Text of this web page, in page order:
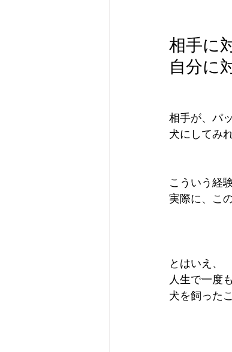
相手に
自分に
相手が、パ
犬にしてみ
こういう経
実際に、こ
とはいえ、
人生で一度
犬を飼った